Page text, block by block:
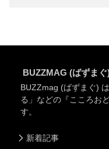
BUZZMAG (ばずま
BUZZmag (ばずまぐ)
る」などの『こころお
す。
新着記事